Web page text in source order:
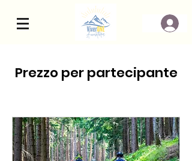
Prezzo per partecipante